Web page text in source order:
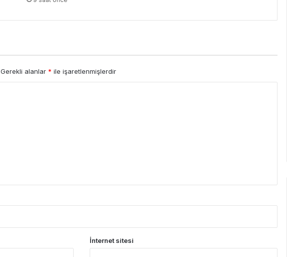
Gerekli alanlar * ile işaretlenmişlerdir
İnternet sitesi